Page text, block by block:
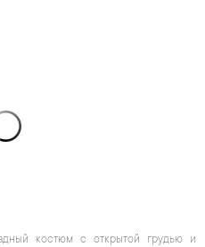
костюм с открытой грудью и